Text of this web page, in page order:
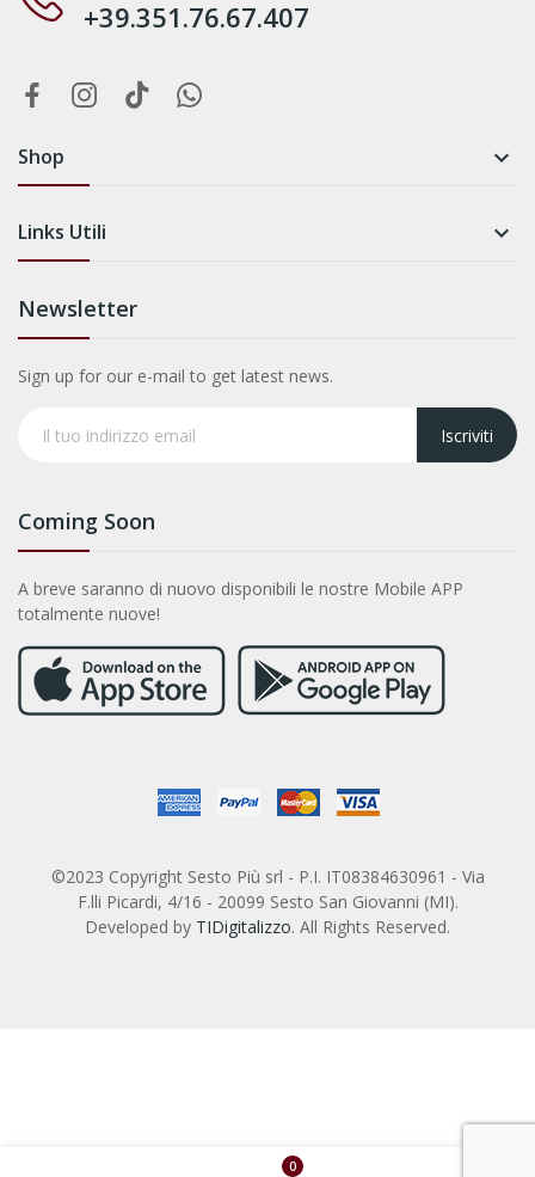
0
+39.351.76.67.407
Shop 
Links Utili 
Newsletter
Sign up for our e-mail to get latest news.
Iscriviti
Coming Soon
A breve saranno di nuovo disponibili le nostre Mobile APP
totalmente nuove!
©2023 Copyright Sesto Più srl - P.I. IT08384630961 - Via
F.lli Picardi, 4/16 - 20099 Sesto San Giovanni (MI).
Developed by TIDigitalizzo. All Rights Reserved.